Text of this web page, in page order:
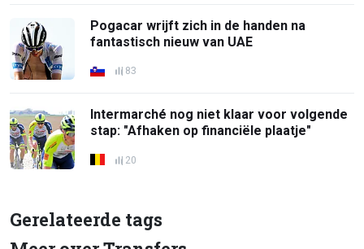
Pogacar wrijft zich in de handen na
fantastisch nieuw van UAE
83
Intermarché nog niet klaar voor volgende
stap: "Afhaken op financiële plaatje"
20
Gerelateerde tags